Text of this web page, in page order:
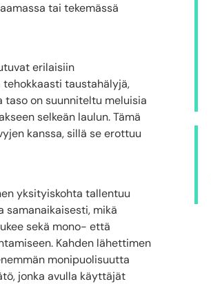
tai tekemässä
erilaisiin
taustahälyjä,
taso on suunniteltu meluisia
selkeän laulun. Tämä
kanssa, sillä se erottuu
yksityiskohta tallentuu
samanaikaisesti, mikä
sekä mono- että
Kahden lähettimen
monipuolisuutta
jonka avulla käyttäjät